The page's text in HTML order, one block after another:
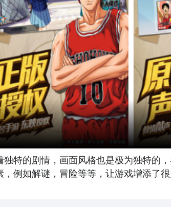
特的剧情，画面风格也是极为独特的
例如解谜，冒险等等，让游戏增添了